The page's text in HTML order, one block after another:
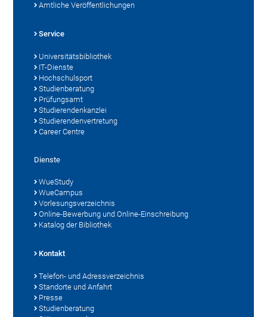
Amtliche Veröffentlichungen
Service
Universitätsbibliothek
IT-Dienste
Hochschulsport
Studienberatung
Prüfungsamt
Studierendenkanzlei
Studierendenvertretung
Career Centre
Dienste
WueStudy
WueCampus
Vorlesungsverzeichnis
Online-Bewerbung und Online-Einschreibung
Katalog der Bibliothek
Kontakt
Telefon- und Adressverzeichnis
Standorte und Anfahrt
Presse
Studienberatung